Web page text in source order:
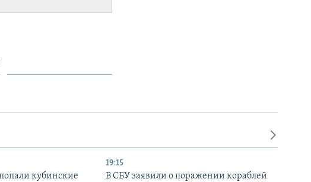
кубинские
19:15
В СБУ заявили о поражении кораблей